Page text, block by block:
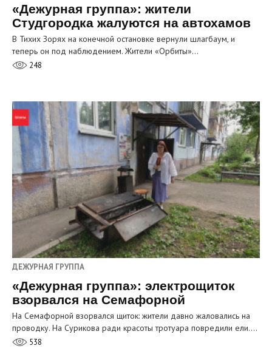
«Дежурная группа»: жители
Студгородка жалуются на автохамов
В Тихих Зорях на конечной остановке вернули шлагбаум, и
теперь он под наблюдением. Жители «Орбиты»…
248
ДЕЖУРНАЯ ГРУППА
«Дежурная группа»: электрощиток
взорвался на Семафорной
На Семафорной взорвался щиток: жители давно жаловались на
проводку. На Сурикова ради красоты тротуара повредили ели.…
538